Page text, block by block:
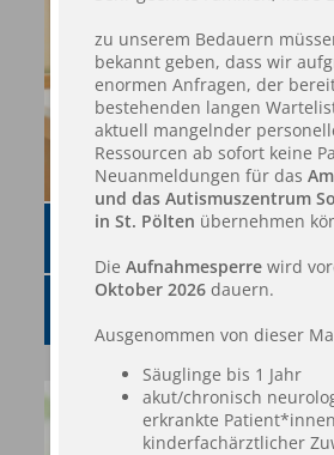
zu unserem Bedauern
bekannt geben, dass wir
enormen Anfragen, der
bestehenden langen
aktuell mangelnder
Ressourcen ab sofort keine
Neuanmeldungen für das
und das Autismuszentrum
in St. Pölten übernehmen
DieAufnahmesperre wird
Oktober 2026 dauern.
Ausgenommen von dieser
Säuglinge bis 1 Jahr
akut/chronisch
erkrankte
kinderfachärztlicher